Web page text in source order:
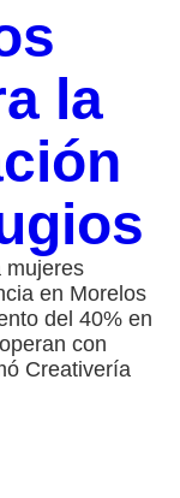
la
mujeres
en Morelos
del 40% en
con
Creativería